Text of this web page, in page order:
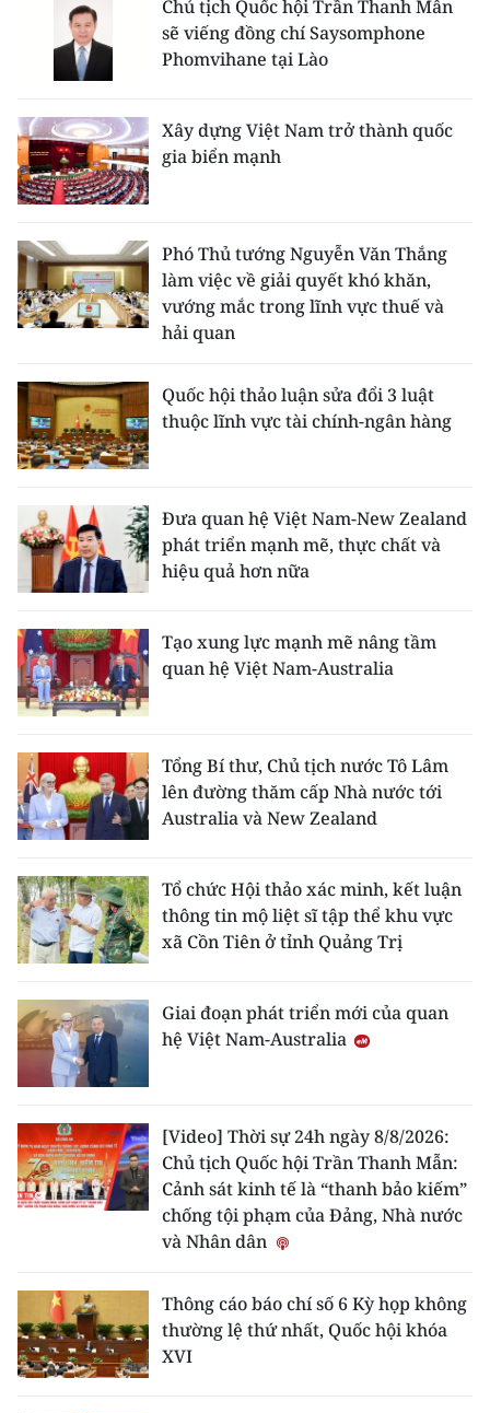
Chủ tịch Quốc hội Trần Thanh Mẫn
sẽ viếng đồng chí Saysomphone
Phomvihane tại Lào
Xây dựng Việt Nam trở thành quốc
gia biển mạnh
Phó Thủ tướng Nguyễn Văn Thắng
làm việc về giải quyết khó khăn,
vướng mắc trong lĩnh vực thuế và
hải quan
Quốc hội thảo luận sửa đổi 3 luật
thuộc lĩnh vực tài chính-ngân hàng
Đưa quan hệ Việt Nam-New Zealand
phát triển mạnh mẽ, thực chất và
hiệu quả hơn nữa
Tạo xung lực mạnh mẽ nâng tầm
quan hệ Việt Nam-Australia
Tổng Bí thư, Chủ tịch nước Tô Lâm
lên đường thăm cấp Nhà nước tới
Australia và New Zealand
Tổ chức Hội thảo xác minh, kết luận
thông tin mộ liệt sĩ tập thể khu vực
xã Cồn Tiên ở tỉnh Quảng Trị
Giai đoạn phát triển mới của quan
hệ Việt Nam-Australia
[Video] Thời sự 24h ngày 8/8/2026:
Chủ tịch Quốc hội Trần Thanh Mẫn:
Cảnh sát kinh tế là “thanh bảo kiếm”
chống tội phạm của Đảng, Nhà nước
và Nhân dân
Thông cáo báo chí số 6 Kỳ họp không
thường lệ thứ nhất, Quốc hội khóa
XVI